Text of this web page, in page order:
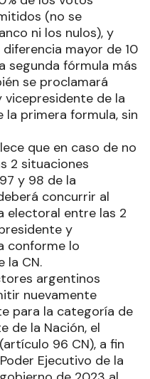
(no se
ni los nulos), y
mayor de 10
segunda fórmula más
se proclamará
de la
la primera formula, sin
que en caso de no
2 situaciones
y 98 de la
concurrir al
electoral entre las 2
y
conforme lo
la CN.
argentinos
nuevamente
para la categoría de
de la Nación, el
96 CN), a fin
Ejecutivo de la